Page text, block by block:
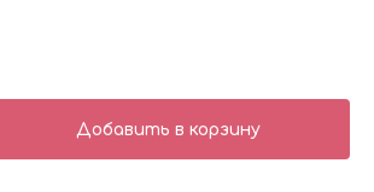
Добавить в корзину